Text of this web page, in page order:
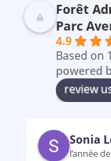
Forêt
Parc
4.9
Based on
powered
review
Sonia
l’année